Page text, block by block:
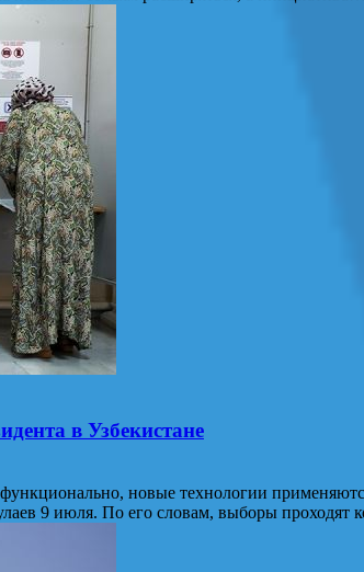
в Узбекистане
новые технологии применяются
9 июля. По его словам, выборы проходят